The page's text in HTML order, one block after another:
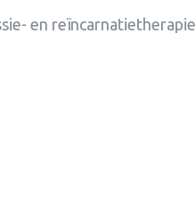
en reïncarnatietherapie